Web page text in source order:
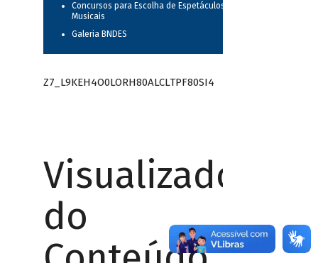
Concursos para Escolha de Espetáculos
Musicais
Galeria BNDES
Z7_L9KEH4O0LORH80ALCLTPF80SI4
Visualizador
do